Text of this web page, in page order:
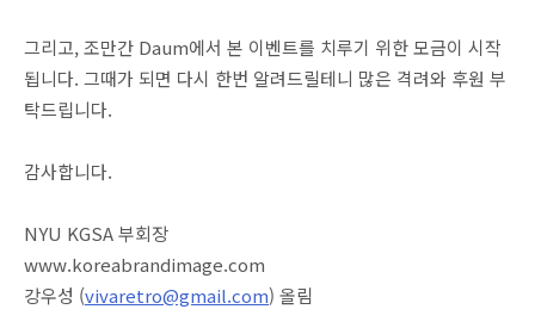
그리고, 조만간 Daum에서 본 이벤트를 치루기 위한 모금이 시작
됩니다. 그때가 되면 다시 한번 알려드릴테니 많은 격려와 후원 부
탁드립니다.
감사합니다.
NYU KGSA 부회장
www.koreabrandimage.com
강우성 (vivaretro@gmail.com) 올림